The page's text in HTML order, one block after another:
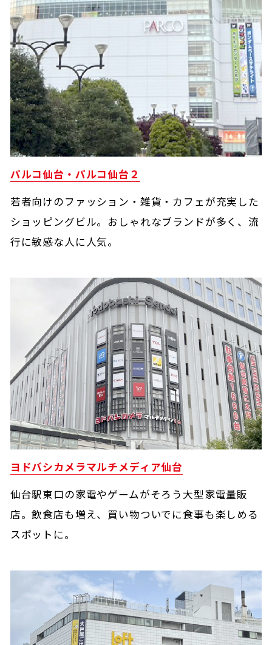
パルコ仙台・パルコ仙台２
若者向けのファッション・雑貨・カフェが充実した
ショッピングビル。おしゃれなブランドが多く、流
行に敏感な人に人気。
ヨドバシカメラマルチメディア仙台
仙台駅東口の家電やゲームがそろう大型家電量販
店。飲食店も増え、買い物ついでに食事も楽しめる
スポットに。